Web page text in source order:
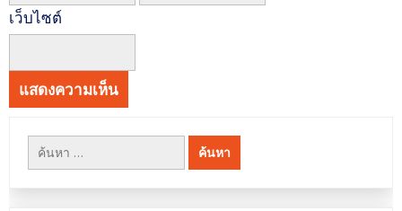
เว็บไซต์
ค้นหา
สำหรับ: